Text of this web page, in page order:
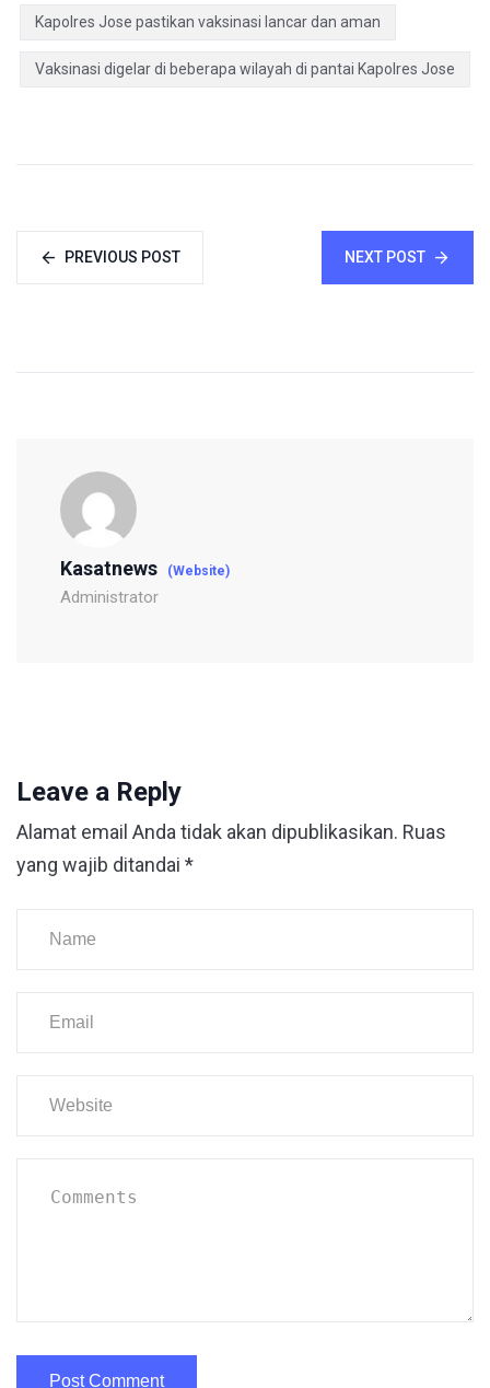
Kapolres Jose pastikan vaksinasi lancar dan aman
Vaksinasi digelar di beberapa wilayah di pantai Kapolres Jose
PREVIOUS POST NEXT POST
Kasatnews (Website)
Administrator
Leave a Reply
Alamat email Anda tidak akan dipublikasikan. Ruas
yang wajib ditandai *